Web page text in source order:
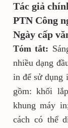
Tác giả
PTN Công
Ngày cấp
Tóm tắt:
nhiều dạng
in để sử dụng
gồm: khối
khung máy
cách có thể